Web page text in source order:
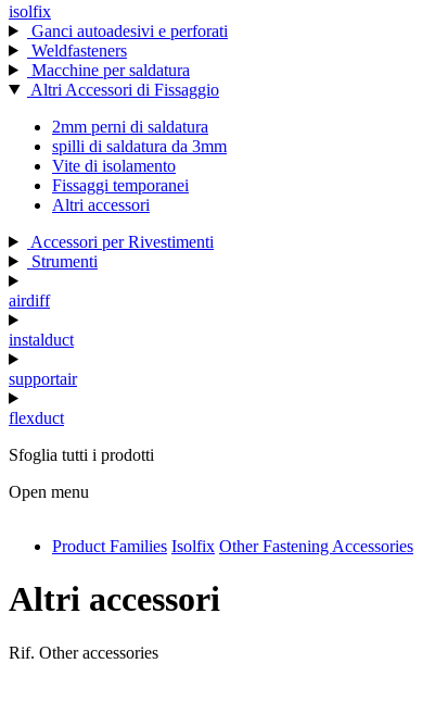
isolfix
Ganci autoadesivi e perforati
Weldfasteners
Macchine per saldatura
Altri Accessori di Fissaggio
2mm perni di saldatura
spilli di saldatura da 3mm
Vite di isolamento
Fissaggi temporanei
Altri accessori
Accessori per Rivestimenti
Strumenti
airdiff
instalduct
supportair
flexduct
Sfoglia tutti i prodotti
Open menu
antivib
isolfix
Product Families Isolfix Other Fastening Accessories
Altri accessori
Rif. Other accessories